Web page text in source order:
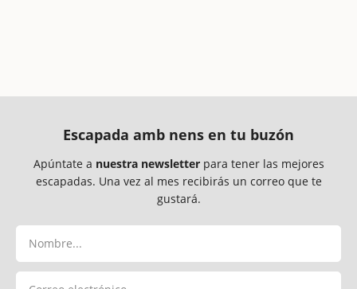
Escapada amb nens en tu buzón
Apúntate a nuestra newsletterpara tener las mejores
escapadas. Una vez al mes recibirás un correo que te
gustará.